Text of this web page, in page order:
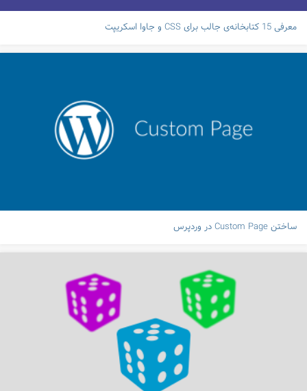
معرفی 15 کتابخانه‌ی جالب برای CSS و جاوا اسکریپت
ساختن Custom Page در وردپرس